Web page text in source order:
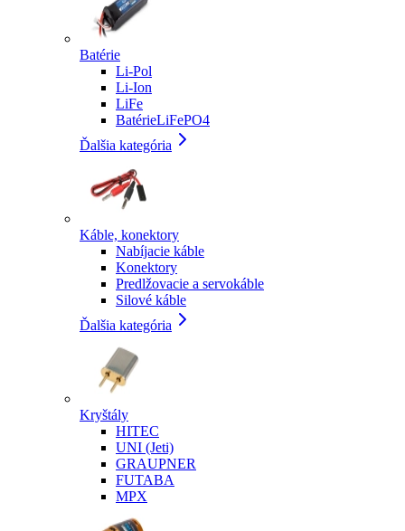
Batérie
Li-Pol
Li-Ion
LiFe
BatérieLiFePO4
Ďalšia kategória
Káble, konektory
Nabíjacie káble
Konektory
Predlžovacie a servokáble
Silové káble
Ďalšia kategória
Kryštály
HITEC
UNI (Jeti)
GRAUPNER
FUTABA
MPX